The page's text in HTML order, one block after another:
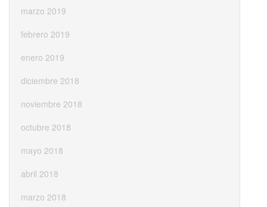
marzo 2019
febrero 2019
enero 2019
diciembre 2018
noviembre 2018
octubre 2018
mayo 2018
abril 2018
marzo 2018